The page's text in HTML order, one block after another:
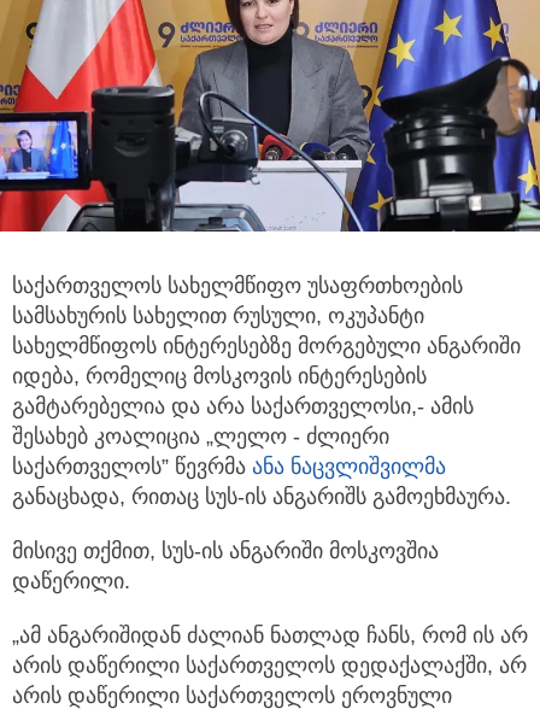
საქართველოს სახელმწიფო უსაფრთხოების
სამსახურის სახელით რუსული, ოკუპანტი
სახელმწიფოს ინტერესებზე მორგებული ანგარიში
იდება, რომელიც მოსკოვის ინტერესების
გამტარებელია და არა საქართველოსი,- ამის
შესახებ კოალიცია „ლელო - ძლიერი
საქართველოს” წევრმა ანა ნაცვლიშვილმა
განაცხადა, რითაც სუს-ის ანგარიშს გამოეხმაურა.
მისივე თქმით, სუს-ის ანგარიში მოსკოვშია
დაწერილი.
„ამ ანგარიშიდან ძალიან ნათლად ჩანს, რომ ის არ
არის დაწერილი საქართველოს დედაქალაქში, არ
არის დაწერილი საქართველოს ეროვნული